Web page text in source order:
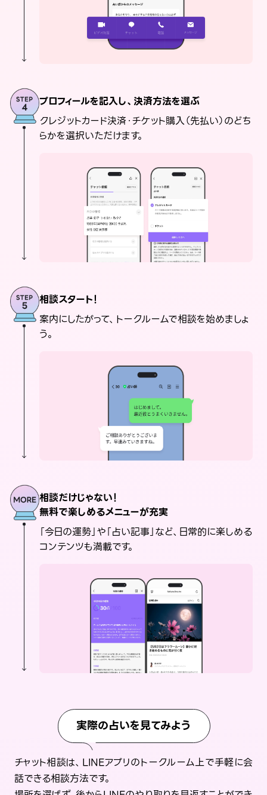
プロフィールを記入し、決済方法を選ぶ
クレジットカード決済・チケット購入（先払い）のどち
らかを選択いただけます。
相談スタート！
案内にしたがって、トークルームで相談を始めましょ
う。
相談だけじゃない！
無料で楽しめるメニューが充実
「今日の運勢」や「占い記事」など、日常的に楽しめる
コンテンツも満載です。
実際の占いを見てみよう
チャット相談は、LINEアプリのトークルーム上で手軽に会
話できる相談方法です。